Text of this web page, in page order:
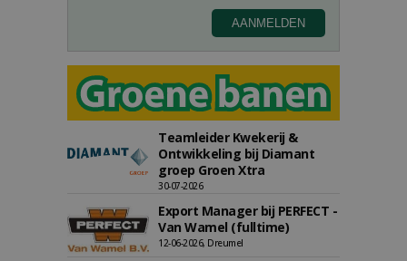
Teamleider Kwekerij &
Ontwikkeling bij Diamant
groep Groen Xtra
30-07-2026
Export Manager bij PERFECT -
Van Wamel (fulltime)
12-06-2026, Dreumel